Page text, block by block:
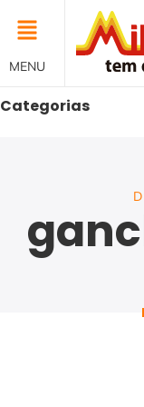
MENU
Categorias